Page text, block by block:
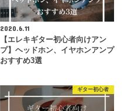
2020.6.11
【エレキギター初心者向けアン
プ】ヘッドホン、イヤホンアンプ
おすすめ3選
ギター初心者